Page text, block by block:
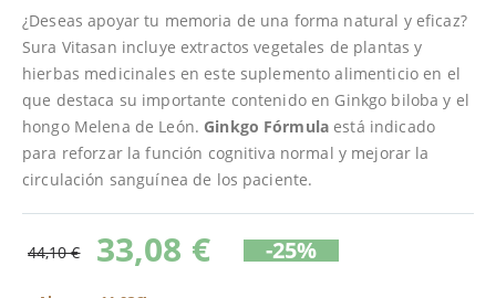
galería
de
imágenes
¿Deseas apoyar tu memoria de una forma natural y eficaz?
Sura Vitasan incluye extractos vegetales de plantas y
hierbas medicinales en este suplemento alimenticio en el
que destaca su importante contenido en Ginkgo biloba y el
hongo Melena de León. Ginkgo Fórmula está indicado
para reforzar la función cognitiva normal y mejorar la
circulación sanguínea de los paciente.
44,10 € 33,08 € -25%